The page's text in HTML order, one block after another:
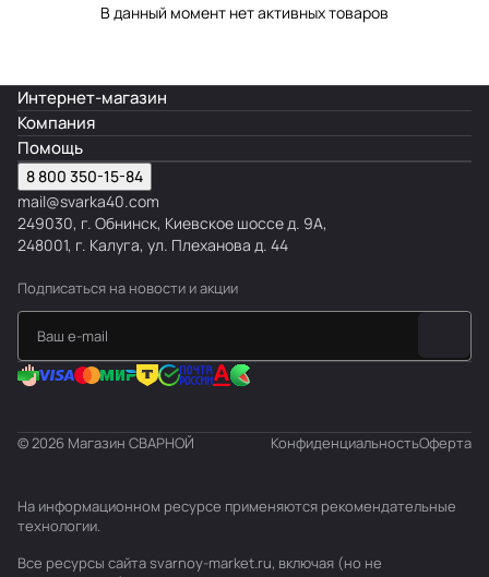
В данный момент нет активных товаров
Интернет-магазин
Компания
Помощь
8 800 350-15-84
mail@svarka40.com
249030, г. Обнинск, Киевское шоссе д. 9А,
248001, г. Калуга, ул. Плеханова д. 44
Подписаться на новости и акции
© 2026 Магазин СВАРНОЙ КонфиденциальностьОферта
На информационном ресурсе применяются рекомендательные
технологии.
Все ресурсы сайта svarnoy-market.ru, включая (но не